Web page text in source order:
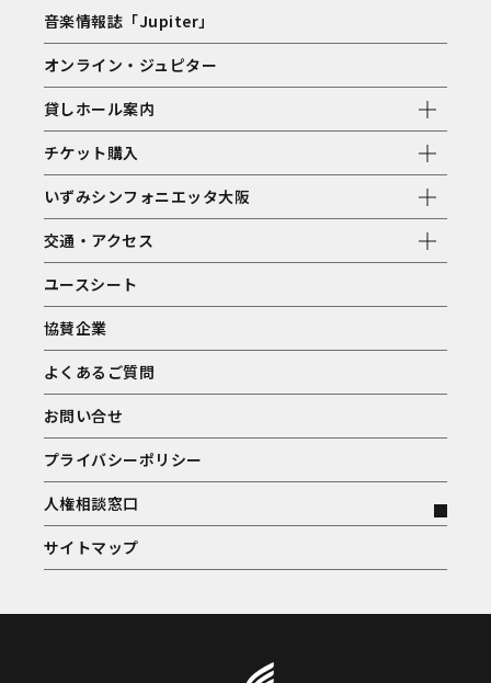
音楽情報誌「Jupiter」
オンライン・ジュピター
貸しホール案内
チケット購入
いずみシンフォニエッタ大阪
交通・アクセス
ユースシート
協賛企業
よくあるご質問
お問い合せ
プライバシーポリシー
人権相談窓口
サイトマップ